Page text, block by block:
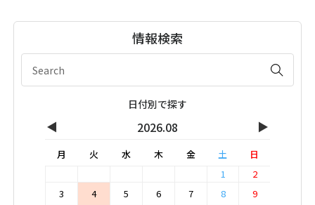
情報検索
日付別で探す
◀ 2026.08 ▶
月 火 水 木 金 土
日
1
2
3
4 5 6 7 8
9